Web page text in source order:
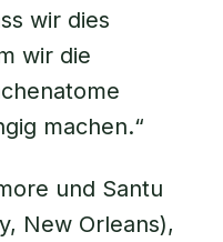
wir dies
wir die
machen.“
und Santu
New Orleans),